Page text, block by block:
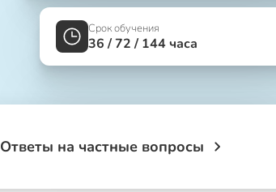
Срок обучения
36 / 72 / 144 часа
Ответы на частные вопросы